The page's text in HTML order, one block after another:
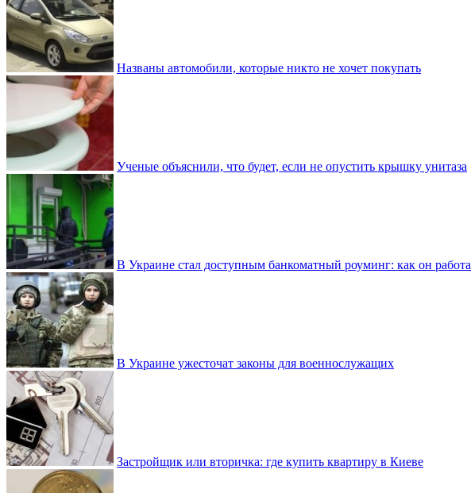
Названы автомобили, которые никто не хочет покупать
Ученые объяснили, что будет, если не опустить крышку унитаза
В Украине стал доступным банкоматный роуминг: как он
В Украине ужесточат законы для военнослужащих
Застройщик или вторичка: где купить квартиру в Киеве